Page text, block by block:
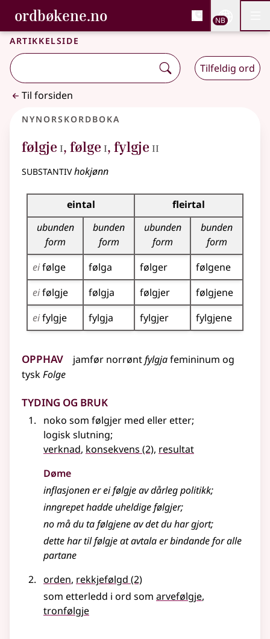
Gå til hovedinnhold
Tilgjengelighet
ordbøkene.no, Bokmålsordboka og
Bokmålsordboka og Nynorskordboka
NB
Artikkelside
Tilfeldig ord
Til forsiden
Nynorskordboka
følgje 1
I, følge 1
I, fylgje 2
II
substantivhokjønn
Bøyningstabell for dette substantivet
eintal
fleirtal
ubunden
form
bunden
form
ubunden
form
bunden
form
eifølge følga følger
følgene
eifølgje følgja følgjer
følgjene
eifylgje fylgja fylgjer fylgjene
Opphav jamfør norrøntfylgjafemininum og
tyskFolge
Tyding og bruk
noko som følgjer med elleretter;
logisk slutning;
verknad, konsekvens (2), resultat
Døme
inflasjonen er eifølgjeav dårleg politikk;
inngrepet hadde uheldigefølgjer;
no må du ta følgjene av det du har gjort;
dette har til følgje at avtala er bindande for alle
partane
orden, rekkjefølgd (2)
som etterledd i ord som arvefølgje
tronfølgje